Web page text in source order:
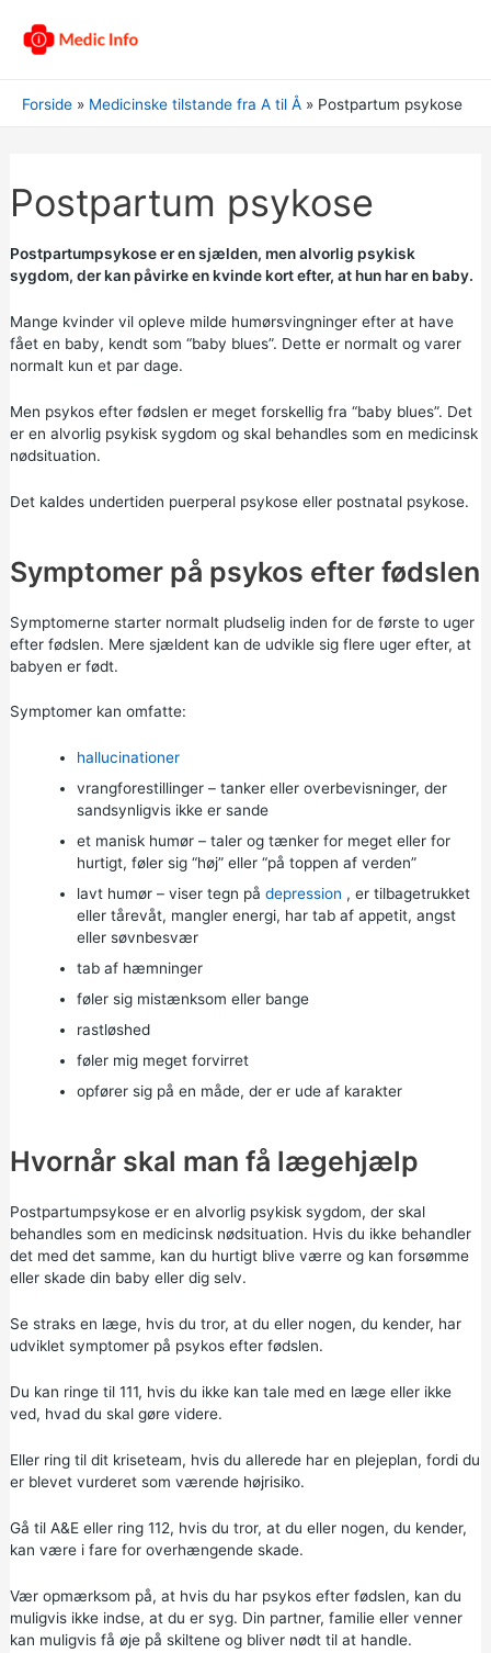
Forside Medicinske tilstande fra A til Å Postpartum psykose
Postpartum psykose
Postpartumpsykose er en sjælden, men alvorlig psykisk
sygdom, der kan påvirke en kvinde kort efter, at hun har en baby.
Mange kvinder vil opleve milde humørsvingninger efter at have
fået en baby, kendt som “baby blues”. Dette er normalt og varer
normalt kun et par dage.
Men psykos efter fødslen er meget forskellig fra “baby blues”. Det
er en alvorlig psykisk sygdom og skal behandles som en medicinsk
nødsituation.
Det kaldes undertiden puerperal psykose eller postnatal psykose.
Symptomer på psykos efter fødslen
Symptomerne starter normalt pludselig inden for de første to uger
efter fødslen. Mere sjældent kan de udvikle sig flere uger efter, at
babyen er født.
Symptomer kan omfatte:
hallucinationer
vrangforestillinger – tanker eller overbevisninger, der
sandsynligvis ikke er sande
et manisk humør – taler og tænker for meget eller for
hurtigt, føler sig “høj” eller “på toppen af verden”
lavt humør – viser tegn på depression , er tilbagetrukket
eller tårevåt, mangler energi, har tab af appetit, angst
eller søvnbesvær
tab af hæmninger
føler sig mistænksom eller bange
rastløshed
føler mig meget forvirret
opfører sig på en måde, der er ude af karakter
Hvornår skal man få lægehjælp
Postpartumpsykose er en alvorlig psykisk sygdom, der skal
behandles som en medicinsk nødsituation. Hvis du ikke behandler
det med det samme, kan du hurtigt blive værre og kan forsømme
eller skade din baby eller dig selv.
Se straks en læge, hvis du tror, at du eller nogen, du kender, har
udviklet symptomer på psykos efter fødslen.
Du kan ringe til 111, hvis du ikke kan tale med en læge eller ikke
ved, hvad du skal gøre videre.
Eller ring til dit kriseteam, hvis du allerede har en plejeplan, fordi du
er blevet vurderet som værende højrisiko.
Gå til A&E eller ring 112, hvis du tror, at du eller nogen, du kender,
kan være i fare for overhængende skade.
Vær opmærksom på, at hvis du har psykos efter fødslen, kan du
muligvis ikke indse, at du er syg. Din partner, familie eller venner
kan muligvis få øje på skiltene og bliver nødt til at handle.